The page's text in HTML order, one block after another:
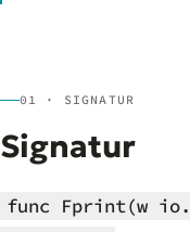
01 · SIGNATUR
Signatur
func Fprint(w